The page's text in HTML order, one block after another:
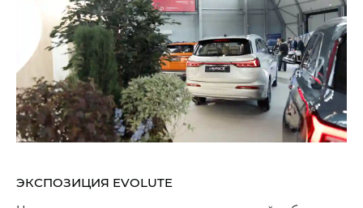
ЭКСПОЗИЦИЯ EVOLUTE